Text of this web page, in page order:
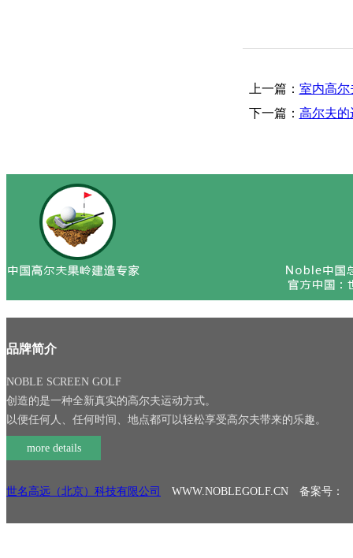
上一篇： 室内高尔
下一篇： 高尔夫的
品牌简介
NOBLE SCREEN GOLF
创造的是一种全新真实的高尔夫运动方式。
以便任何人、任何时间、地点都可以轻松享受高尔夫带来的乐趣。
more details
世名高远（北京）科技有限公司 WWW.NOBLEGOLF.CN 备案号：